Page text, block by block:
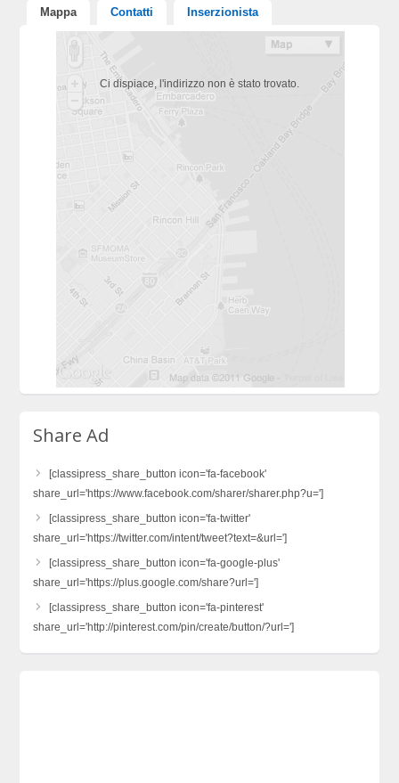
Mappa Contatti Inserzionista
Ci dispiace, l'indirizzo non è stato trovato.
Share Ad
[classipress_share_button icon='fa-facebook'
share_url='https://www.facebook.com/sharer/sharer.php?u=']
[classipress_share_button icon='fa-twitter'
share_url='https://twitter.com/intent/tweet?text=&url=']
[classipress_share_button icon='fa-google-plus'
share_url='https://plus.google.com/share?url=']
[classipress_share_button icon='fa-pinterest'
share_url='http://pinterest.com/pin/create/button/?url=']